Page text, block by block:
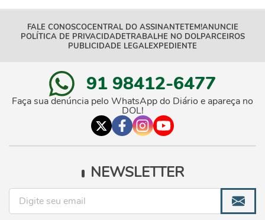
FALE CONOSCOCENTRAL DO ASSINANTETEM!ANUNCIE
POLÍTICA DE PRIVACIDADETRABALHE NO DOLPARCEIROS
PUBLICIDADE LEGALEXPEDIENTE
91 98412-6477
Faça sua denúncia pelo WhatsApp do Diário e apareça no
DOL!
NEWSLETTER